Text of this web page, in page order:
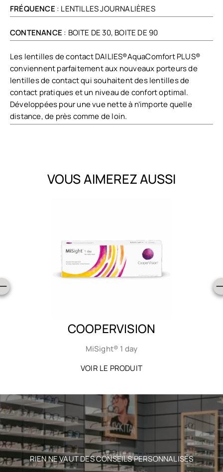
FRÉQUENCE : LENTILLES JOURNALIÈRES
CONTENANCE : BOITE DE 30, BOITE DE 90
Les lentilles de contact DAILIES®AquaComfort PLUS®
conviennent parfaitement aux nouveaux porteurs de
lentilles de contact qui souhaitent des lentilles de
contact pratiques et un niveau de confort optimal.
Développées pour une vue nette à n’importe quelle
distance, de près comme de loin.
VOUS AIMEREZ AUSSI
COOPERVISION
MiSight® 1 day
VOIR LE PRODUIT
RIEN NE VAUT DES CONSEILS PERSONNALISÉS